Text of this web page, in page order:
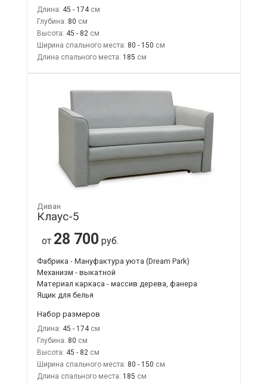
Длина: 45 - 174
Глубина: 80
Высота: 45 - 82
Ширина спального места: 80 - 150
Длина спального места: 185
Диван
Клаус-5
от 28 700 руб.
Фабрика - Мануфактура уюта (Dream Park)
Механизм - выкатной
Материал каркаса - массив дерева, фанера
Ящик для белья
Набор размеров
Длина: 45 - 174
Глубина: 80
Высота: 45 - 82
Ширина спального места: 80 - 150
Длина спального места: 185